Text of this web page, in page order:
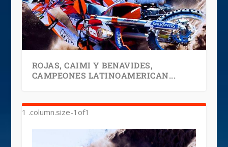
ROJAS, CAIMI Y BENAVIDES,
CAMPEONES LATINOAMERICAN...